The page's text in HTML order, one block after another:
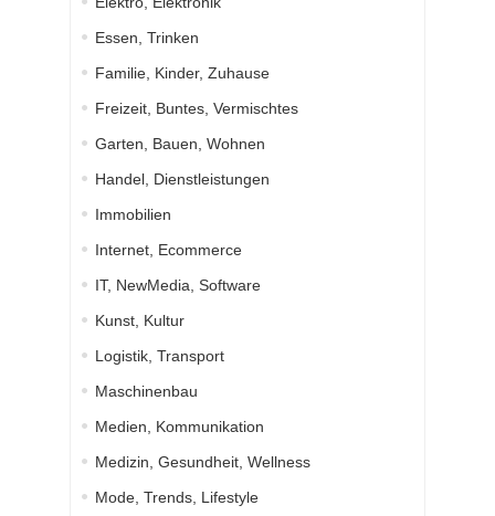
Essen, Trinken
Familie, Kinder, Zuhause
Freizeit, Buntes, Vermischtes
Garten, Bauen, Wohnen
Handel, Dienstleistungen
Immobilien
Internet, Ecommerce
IT, NewMedia, Software
Kunst, Kultur
Logistik, Transport
Maschinenbau
Medien, Kommunikation
Medizin, Gesundheit, Wellness
Mode, Trends, Lifestyle